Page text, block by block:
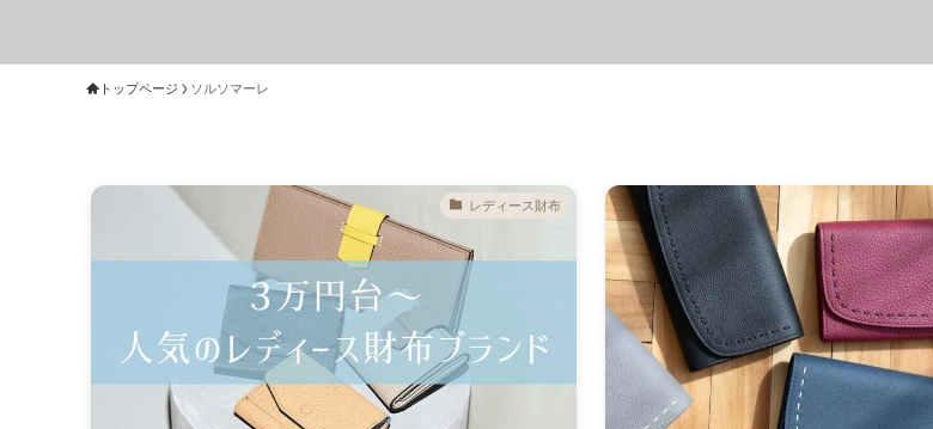
トップページ ソルソマーレ
レディース財布